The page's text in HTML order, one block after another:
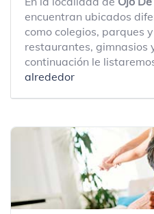
encuentran ubicados
como colegios, parques
restaurantes, gimnasios
continuación le
alrededor